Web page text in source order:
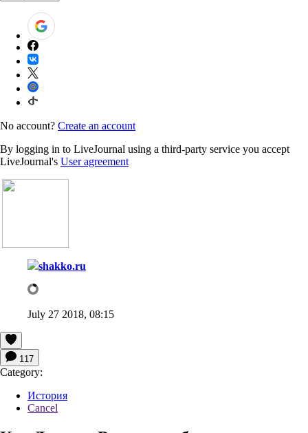
No account? Create an account
By logging in to LiveJournal using a third-party service you accept
LiveJournal's User agreement
shakko.ru
July 27 2018, 08:15
117
Category:
История
Cancel